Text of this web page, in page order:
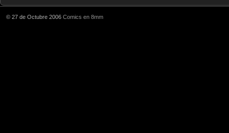
© 27 de Octubre 2006 Comics en 8mm